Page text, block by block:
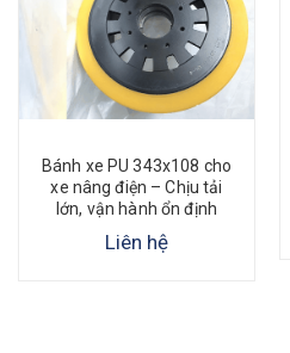
Bánh xe PU 343x108 cho
xe nâng điện – Chịu tải
lớn, vận hành ổn định
Liên hệ